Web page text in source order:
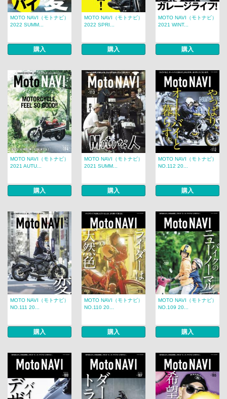
MOTO NAVI（モトナビ）
2022 SUMM...
購入
MOTO NAVI（モトナビ）
2022 SPRI...
購入
MOTO NAVI（モトナビ）
2021 WINT...
購入
MOTO NAVI（モトナビ）
2021 AUTU...
購入
MOTO NAVI（モトナビ）
2021 SUMM...
購入
MOTO NAVI（モトナビ）
NO.112 20...
購入
MOTO NAVI（モトナビ）
NO.111 20...
購入
MOTO NAVI（モトナビ）
NO.110 20...
購入
MOTO NAVI（モトナビ）
NO.109 20...
購入